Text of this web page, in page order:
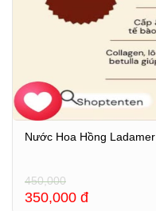
Nước Hoa Hồng
450,000
350,000 đ